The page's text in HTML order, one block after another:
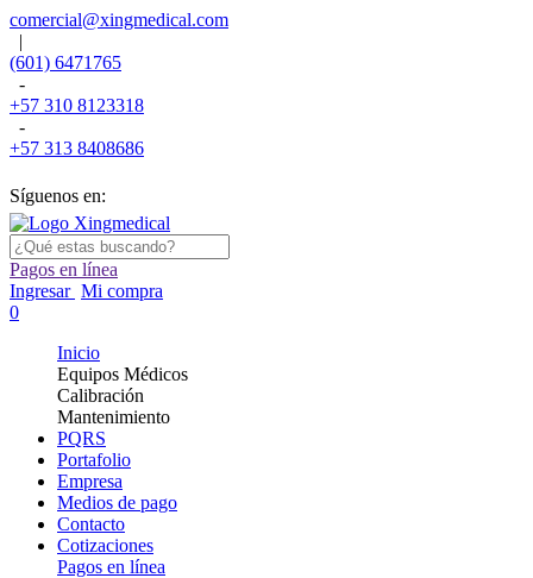
comercial@xingmedical.com
|
(601) 6471765
-
+57 310 8123318
-
+57 313 8408686
Síguenos en:
Pagos en línea
Ingresar Mi compra
0
Inicio
Equipos Médicos
Calibración
Mantenimiento
PQRS
Portafolio
Empresa
Medios de pago
Contacto
Cotizaciones
Pagos en línea